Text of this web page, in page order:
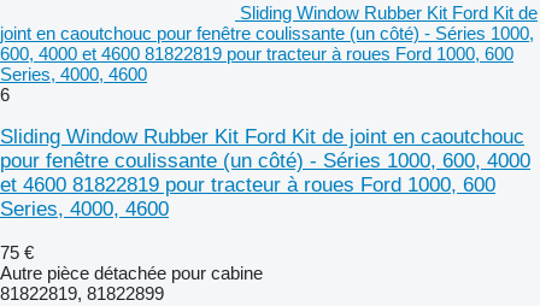
Sliding Window Rubber Kit Ford Kit de
joint en caoutchouc pour fenêtre coulissante (un côté) - Séries 1000,
600, 4000 et 4600 81822819 pour tracteur à roues Ford 1000, 600
Series, 4000, 4600
6
Sliding Window Rubber Kit Ford Kit de joint en caoutchouc
pour fenêtre coulissante (un côté) - Séries 1000, 600, 4000
et 4600 81822819 pour tracteur à roues Ford 1000, 600
Series, 4000, 4600
75 €
Autre pièce détachée pour cabine
81822819, 81822899